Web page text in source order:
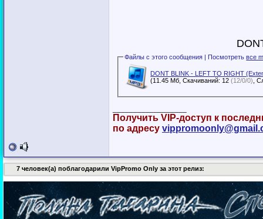
Файлы с этого сообщения | Посмотретьвсе
DONT BLINK - LEFT TO RIGHT
(11.45 Мб, Скачиваний: 12(12/0/0)
Получить VIP-доступ к
по адресу
7 человек(а) поблагодарили VipPromo Only за этот релиз: